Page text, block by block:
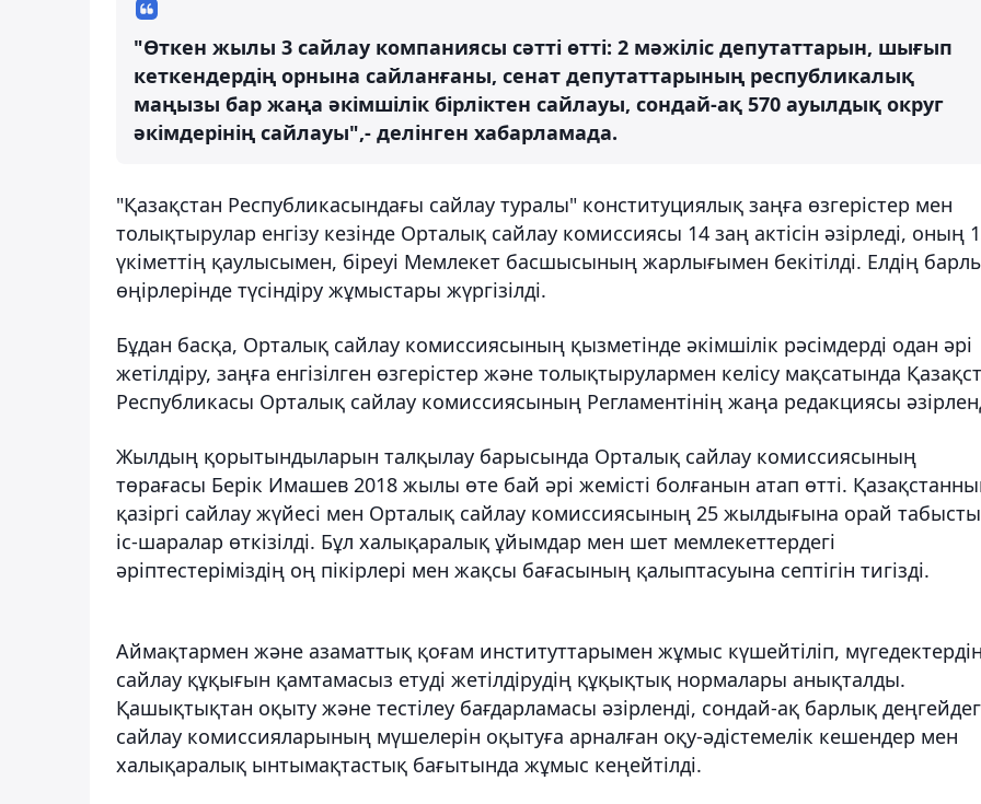
"Өткен жылы 3 сайлау компаниясы сәтті өтті: 2 мәжіліс депутаттарын, шығып
кеткендердің орнына сайланғаны, сенат депутаттарының республикалық
маңызы бар жаңа әкімшілік бірліктен сайлауы, сондай-ақ 570 ауылдық округ
әкімдерінің сайлауы",- делінген хабарламада.
"Қазақстан Республикасындағы сайлау туралы" конституциялық заңға өзгерістер мен
толықтырулар енгізу кезінде Орталық сайлау комиссиясы 14 заң актісін әзірледі, оның
үкіметтің қаулысымен, біреуі Мемлекет басшысының жарлығымен бекітілді. Елдің
өңірлерінде түсіндіру жұмыстары жүргізілді.
Бұдан басқа, Орталық сайлау комиссиясының қызметінде әкімшілік рәсімдерді одан әрі
жетілдіру, заңға енгізілген өзгерістер және толықтырулармен келісу мақсатында
Республикасы Орталық сайлау комиссиясының Регламентінің жаңа редакциясы
Жылдың қорытындыларын талқылау барысында Орталық сайлау комиссиясының
төрағасы Берік Имашев 2018 жылы өте бай әрі жемісті болғанын атап өтті.
қазіргі сайлау жүйесі мен Орталық сайлау комиссиясының 25 жылдығына орай табысты
іс-шаралар өткізілді. Бұл халықаралық ұйымдар мен шет мемлекеттердегі
әріптестеріміздің оң пікірлері мен жақсы бағасының қалыптасуына септігін тигізді.
Аймақтармен және азаматтық қоғам институттарымен жұмыс күшейтіліп, мүгедектердің
сайлау құқығын қамтамасыз етуді жетілдірудің құқықтық нормалары анықталды.
Қашықтықтан оқыту және тестілеу бағдарламасы әзірленді, сондай-ақ барлық
сайлау комиссияларының мүшелерін оқытуға арналған оқу-әдістемелік кешендер мен
халықаралық ынтымақтастық бағытында жұмыс кеңейтілді.